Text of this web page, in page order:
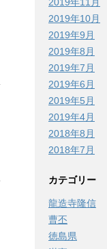
2019年10月
2019年9月
2019年8月
2019年7月
2019年6月
2019年5月
2019年4月
2018年8月
2018年7月
カテゴリー
龍造寺隆信
曹丕
徳島県